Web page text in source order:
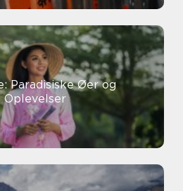
Paradisiske Øer og
Oplevelser